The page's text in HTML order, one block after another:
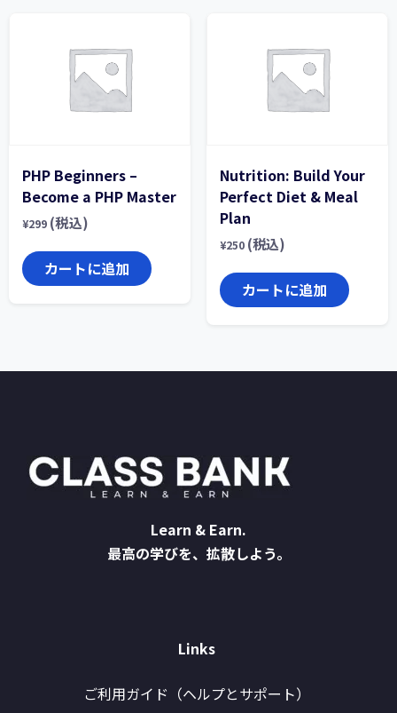
PHP Beginners –
Become a PHP Master
¥299 (税込)
カートに追加
Nutrition: Build Your
Perfect Diet & Meal
Plan
¥250 (税込)
カートに追加
Learn & Earn.
最高の学びを、拡散しよう。
Links
ご利用ガイド（ヘルプとサポート）